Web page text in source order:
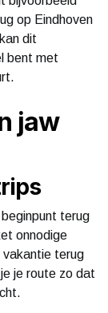
op Eindhoven
dit
bent met
jaw
terug
onnodige
vakantie terug
je route zo dat